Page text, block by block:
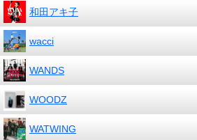
和田アキ子
wacci
WANDS
WOODZ
WATWING